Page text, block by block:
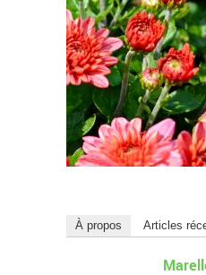
À propos Articles